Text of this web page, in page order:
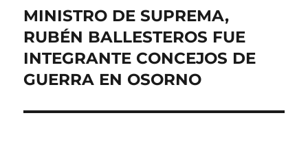
Entrada
siguiente:
MINISTRO DE SUPREMA,
RUBÉN BALLESTEROS FUE
INTEGRANTE CONCEJOS DE
GUERRA EN OSORNO